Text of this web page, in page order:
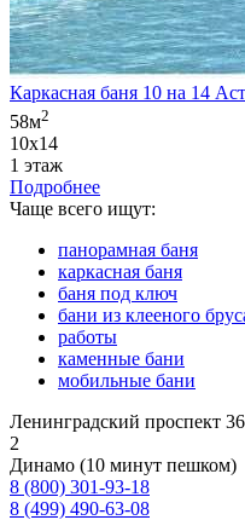
Каркасная баня 10 на 14
58м2
10х14
1 этаж
Подробнее
Чаще всего ищут:
панорамная баня
каркасная баня
баня под ключ
бани из клееного
работы
каменные бани
мобильные бани
Ленинградский проспект
2
Динамо (10 минут пешком)
8 (800) 301-93-18
8 (499) 490-63-08